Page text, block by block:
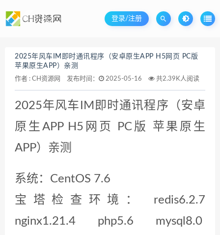
登录/注册
2025年风车IM即时通讯程序（安卓原生APP H5网页 PC版
苹果原生APP）亲测
作者 : CH资源网 发布时间： 2025-05-16 共2.39K人阅读
2025年风车IM即时通讯程序（安卓
原生APP H5网页 PC版 苹果原生
APP）亲测
系统：CentOS 7.6
宝塔检查环境： redis6.2.7
nginx1.21.4 php5.6 mysql8.0